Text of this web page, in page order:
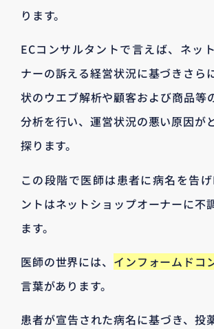
ります。
ECコンサルタントで言えば、ネッ
ナーの訴える経営状況に基づきさら
状のウエブ解析や顧客および商品等
分析を行い、運営状況の悪い原因が
探ります。
この段階で医師は患者に病名を告
ントはネットショップオーナーに不
ます。
医師の世界には、 インフォームドコ
言葉があります。
患者が宣告された病名に基づき、投